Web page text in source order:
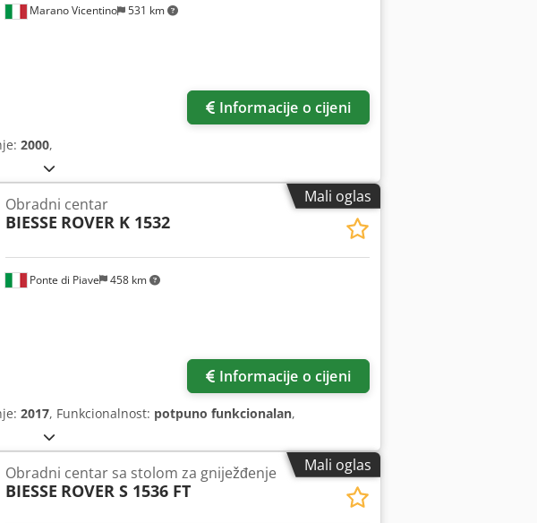
Marano Vicentino 531 km
Informacije o cijeni
2000,
Mali oglas
Ponte di Piave 458 km
Obradni centar
BIESSE ROVER K 1532
Informacije o cijeni
2017, Funkcionalnost: potpuno funkcionalan,
Mali oglas
Obradni centar sa stolom za gniježđenje
BIESSE ROVER S 1536 FT